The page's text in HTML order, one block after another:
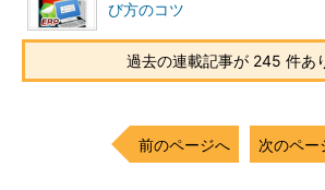
び方のコツ
過去の連載記事が 245 件あ
前のページへ 次のペー